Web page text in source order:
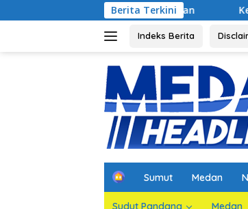
ke
Berita Terkini
Jaksa Agar Dihadirkan Kejati Jatim dan
Indeks Berita
H
m
Sumut Medan
Sudut Pandang Medan